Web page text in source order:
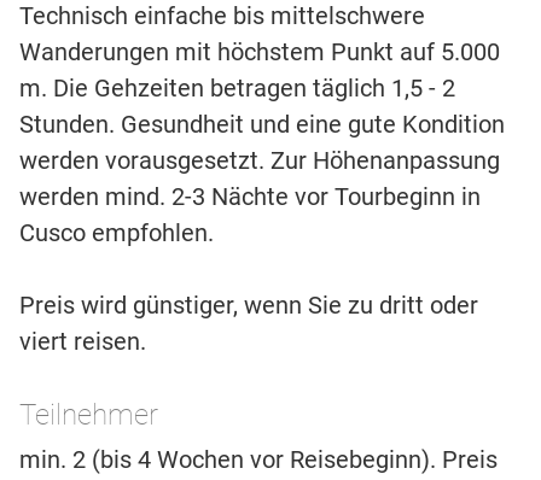
Technisch einfache bis mittelschwere
Wanderungen mit höchstem Punkt auf 5.000
m. Die Gehzeiten betragen täglich 1,5 - 2
Stunden. Gesundheit und eine gute Kondition
werden vorausgesetzt. Zur Höhenanpassung
werden mind. 2-3 Nächte vor Tourbeginn in
Cusco empfohlen.
Preis wird günstiger, wenn Sie zu dritt oder
viert reisen.
Teilnehmer
min. 2 (bis 4 Wochen vor Reisebeginn). Preis